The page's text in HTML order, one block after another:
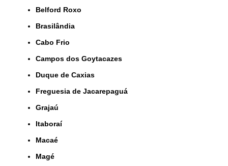
Belford Roxo
Brasilândia
Cabo Frio
Campos dos Goytacazes
Duque de Caxias
Freguesia de Jacarepaguá
Grajaú
Itaboraí
Macaé
Magé